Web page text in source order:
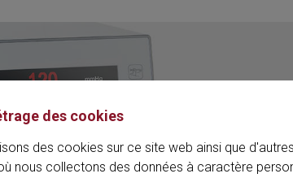
des cookies
des cookies sur ce site web ainsi que
nous collectons des données à caractère